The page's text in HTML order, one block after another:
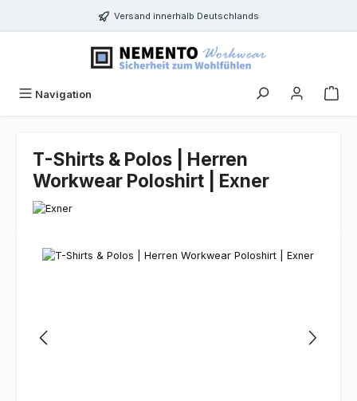
Zum Hauptinhalt springenVersand innerhalb Deutschlands
Navigation
T-Shirts & Polos | Herren
Workwear Poloshirt | Exner
Bildergalerie überspringen